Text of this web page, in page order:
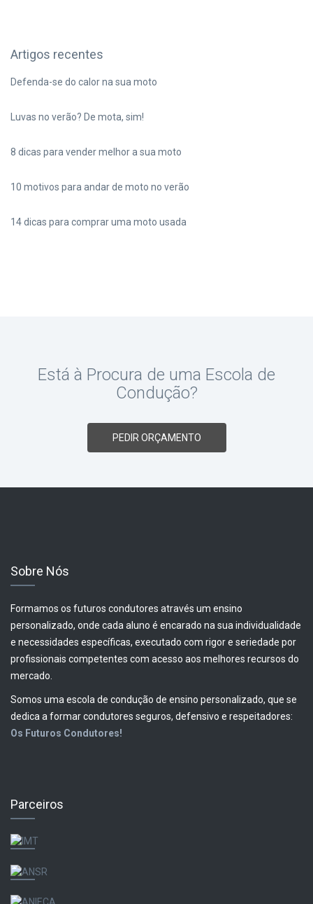
Artigos recentes
Defenda-se do calor na sua moto
Luvas no verão? De mota, sim!
8 dicas para vender melhor a sua moto
10 motivos para andar de moto no verão
14 dicas para comprar uma moto usada
Está à Procura de uma Escola de
Condução?
PEDIR ORÇAMENTO
Sobre Nós
Formamos os futuros condutores através um ensino
personalizado, onde cada aluno é encarado na sua individualidade
e necessidades específicas, executado com rigor e seriedade por
profissionais competentes com acesso aos melhores recursos do
mercado.
Somos uma escola de condução de ensino personalizado, que se
dedica a formar condutores seguros, defensivo e respeitadores:
Os Futuros Condutores!
Parceiros